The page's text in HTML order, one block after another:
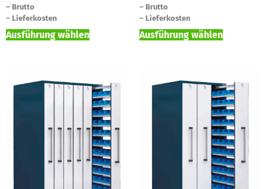
– Brutto
– Lieferkosten
Ausführung wählen
– Brutto
– Lieferkosten
Ausführung wählen